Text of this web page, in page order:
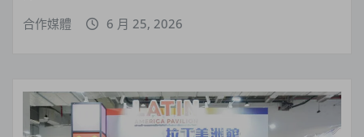
合作媒體 6 月 25, 2026